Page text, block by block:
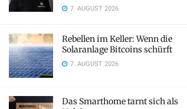
7. AUGUST 2026
Rebellen im Keller: Wenn die
Solaranlage Bitcoins schürft
7. AUGUST 2026
Das Smarthome tarnt sich als